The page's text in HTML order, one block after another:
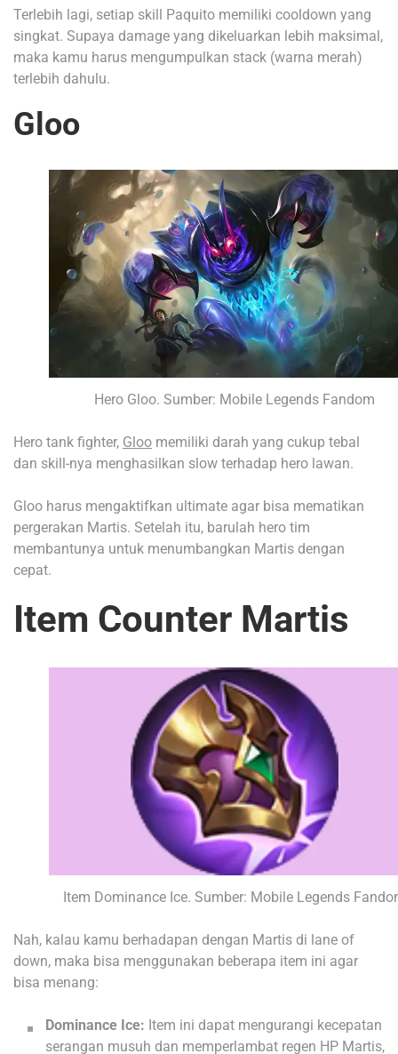
Terlebih lagi, setiap skill Paquito memiliki cooldown yang
singkat. Supaya damage yang dikeluarkan lebih maksimal,
maka kamu harus mengumpulkan stack (warna merah)
terlebih dahulu.
Gloo
Hero Gloo. Sumber: Mobile Legends Fandom
Hero tank fighter, Gloo memiliki darah yang cukup tebal
dan skill-nya menghasilkan slow terhadap hero lawan.
Gloo harus mengaktifkan ultimate agar bisa mematikan
pergerakan Martis. Setelah itu, barulah hero tim
membantunya untuk menumbangkan Martis dengan
cepat.
Item Counter Martis
Item Dominance Ice. Sumber: Mobile Legends
Nah, kalau kamu berhadapan dengan Martis di lane of
down, maka bisa menggunakan beberapa item ini agar
bisa menang:
Dominance Ice: Item ini dapat mengurangi kecepatan
serangan musuh dan memperlambat regen HP Martis,